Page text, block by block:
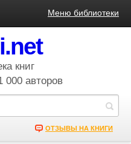
Меню библиотеки
книг
000 авторов
ОТЗЫВЫ НА КНИГИ